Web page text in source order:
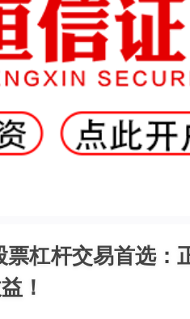
票杠杆交易首选：
！